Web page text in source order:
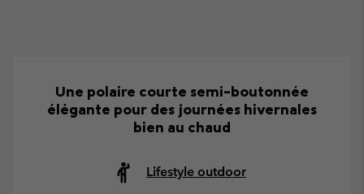
Une polaire courte semi-boutonnée
élégante pour des journées hivernales
bien au chaud
Lifestyle outdoor